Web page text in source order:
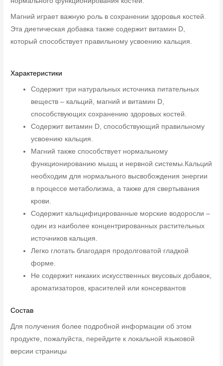
Магний играет важную роль в сохранении здоровья костей.
Эта диетическая добавка также содержит витамин D,
который способствует правильному усвоению кальция.
Характеристики
Содержит три натуральных источника питательных
веществ – кальций, магний и витамин D,
способствующих сохранению здоровых костей.
Содержит витамин D, способствующий правильному
усвоению кальция.
Магний также способствует нормальному
функционированию мышц и нервной системы.Кальций
необходим для нормального высвобождения энергии
в процессе метаболизма, а также для свертывания
крови.
Содержит кальцифицированные морские водоросли –
один из наиболее концентрированных растительных
источников кальция.
Легко глотать благодаря продолговатой гладкой
форме.
Не содержит никаких искусственных вкусовых добавок,
ароматизаторов, красителей или консервантов
Состав
Для получения более подробной информации об этом
продукте, пожалуйста, перейдите к локальной языковой
версии страницы